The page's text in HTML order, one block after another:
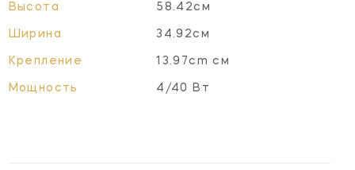
Высота 58.42см
Ширина 34.92см
Крепление 13.97cm см
Мощность 4/40 Вт